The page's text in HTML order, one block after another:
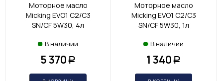
Моторное масло
Micking EVO1 C2/C3
SN/CF 5W30, 4л
В наличии
5 370 Р
Моторное масло
Micking EVO1 C2/C3
SN/CF 5W30, 1л
В наличии
1 340 Р